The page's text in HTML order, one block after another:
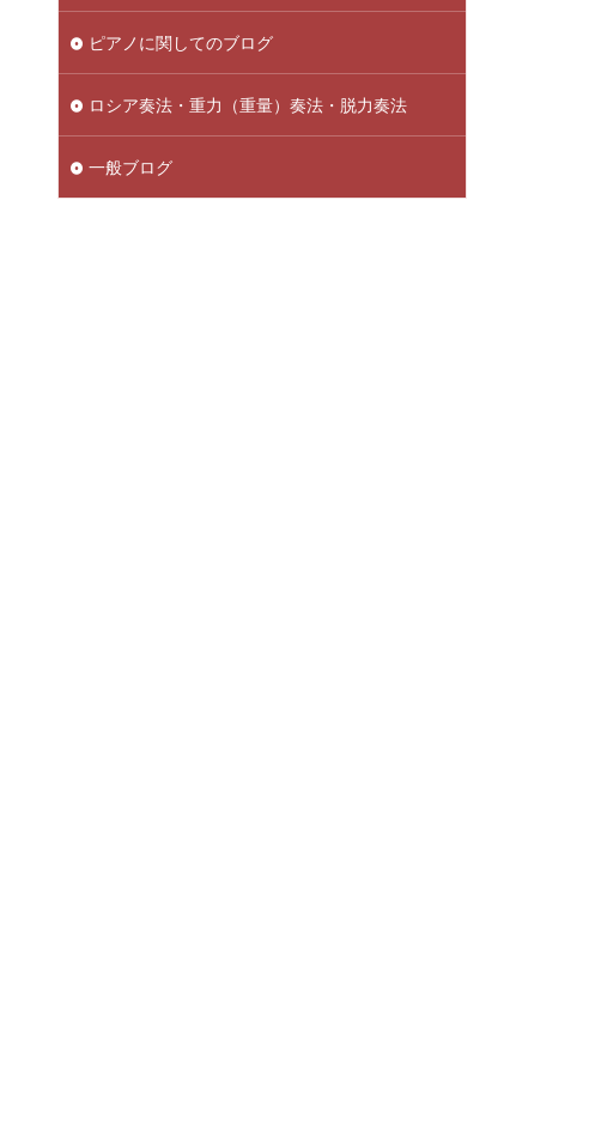
ピアノに関してのブログ
ロシア奏法・重力（重量）奏法・脱力奏法
一般ブログ